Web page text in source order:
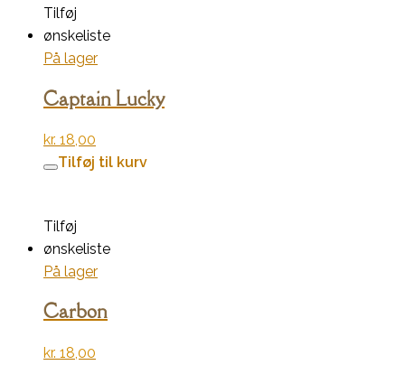
Tilføj
ønskeliste
På lager
Captain Lucky
kr. 18,00
Tilføj til kurv
Tilføj
ønskeliste
På lager
Carbon
kr. 18,00